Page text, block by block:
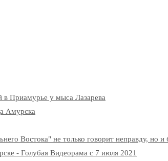
в Приамурье у мыса Лазарева
Амурска
Востока" не только говорит неправду, но
- Голубая Видеорама с 7 июля 2021